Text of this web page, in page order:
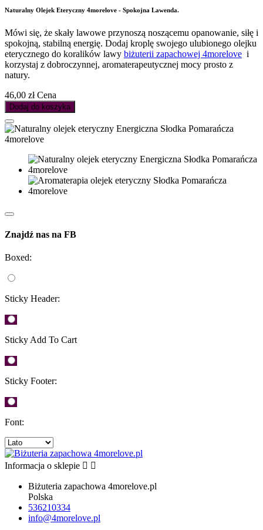
Naturalny Olejek Eteryczny 4morelove - Spokojna Lawenda.
Mówi się, że skały lawowe przynoszą noszącemu opanowanie, siłę i
spokojną, stabilną energię. Dodaj kroplę swojego ulubionego olejku
eterycznego do koralików lawy biżuterii zapachowej 4morelove i
korzystaj z dobroczynnej, aromaterapeutycznej mocy prosto z
natury.
46,00 zł Cena
Dodaj do koszyka
Znajdź nas na FB
Boxed:
Sticky Header:
Sticky Add To Cart
Sticky Footer:
Font:
Informacja o sklepie  
Biżuteria zapachowa 4morelove.pl
Polska
536210334
info@4morelove.pl